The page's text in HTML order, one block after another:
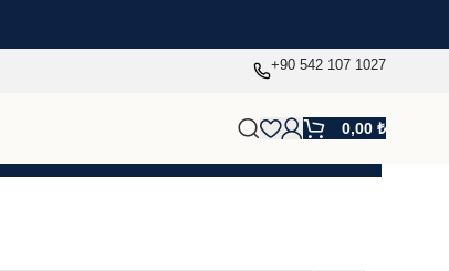
+90 542 107 1027
0,00 ₺